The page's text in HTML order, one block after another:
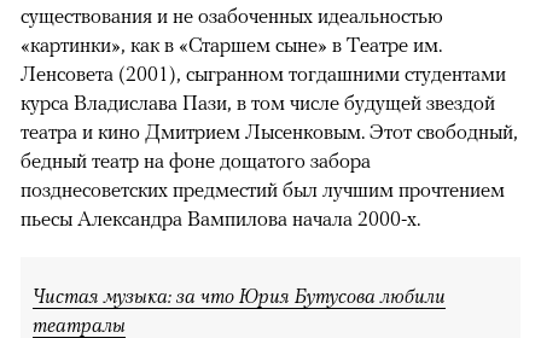
существования и не озабоченных идеальностью
«картинки», как в «Старшем сыне» в Театре им.
Ленсовета (2001), сыгранном тогдашними студентами
курса Владислава Пази, в том числе будущей звездой
театра и кино Дмитрием Лысенковым. Этот свободный,
бедный театр на фоне дощатого забора
позднесоветских предместий был лучшим прочтением
пьесы Александра Вампилова начала 2000-х.
Чистая музыка: за что Юрия Бутусова любили
театралы